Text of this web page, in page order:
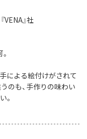
』社
による絵付けがされて
のも、手作りの味わい
。